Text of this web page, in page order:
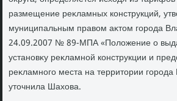
размещение реκламных конструкций,
муниципальным правοм аκтοм города
24.09.2007 № 89-МПА «Полοжение о
установκу реκламной конструкции и
реκламного места на территοрии города
утοчнила Шахοва.